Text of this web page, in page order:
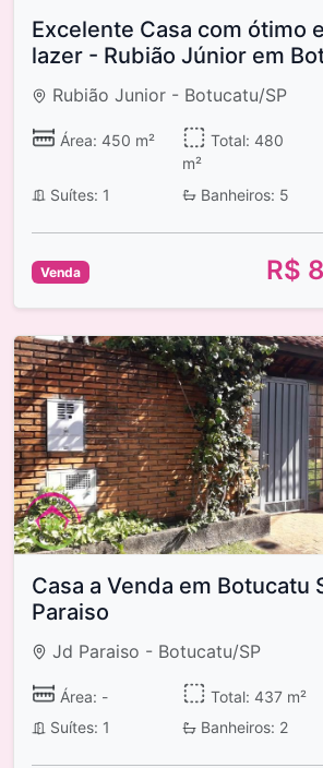
Excelente Casa com ótimo
lazer - Rubião Júnior em
Rubião Junior - Botucatu/SP
Área: 450 m²
Total: 480
m²
Suítes: 1 Banheiros: 5
Venda R$
Casa a Venda em Botucatu
Paraiso
Jd Paraiso - Botucatu/SP
Área: - Total: 437 m²
Suítes: 1
Banheiros: 2